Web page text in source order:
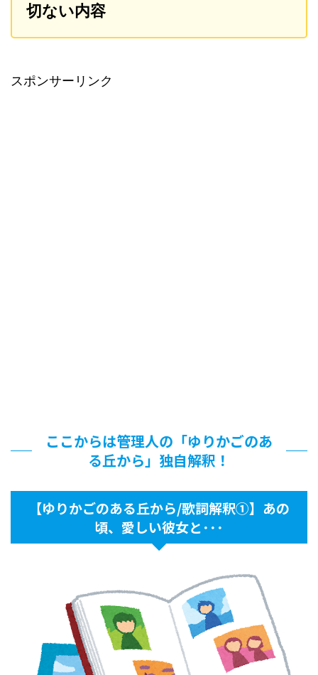
切ない内容
スポンサーリンク
ここからは管理人の「ゆりかごのあ
る丘から」独自解釈！
【ゆりかごのある丘から/歌詞解釈①】あの
頃、愛しい彼女と･･･